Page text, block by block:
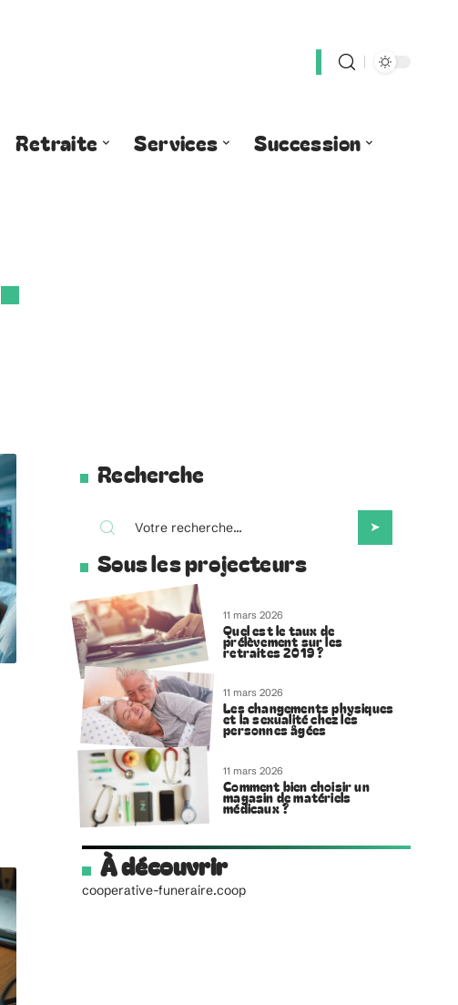
Retraite Services Succession
Recherche
Sous les projecteurs
11 mars 2026
Quel est le taux de
prélèvement sur les
retraites 2019 ?
11 mars 2026
Les changements physiques
et la sexualité chez les
personnes âgées
11 mars 2026
Comment bien choisir un
magasin de matériels
médicaux ?
À découvrir
cooperative-funeraire.coop